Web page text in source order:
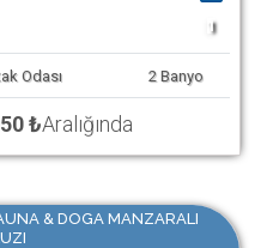
1
Odası 2 Banyo
₺Aralığında
& DOGA MANZARALI